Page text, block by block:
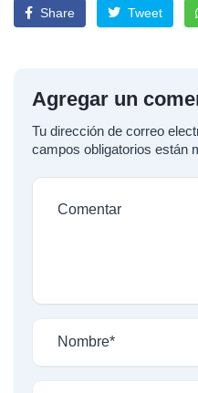
Share Tweet
Agregar un
Tu dirección de correo
campos obligatorios están